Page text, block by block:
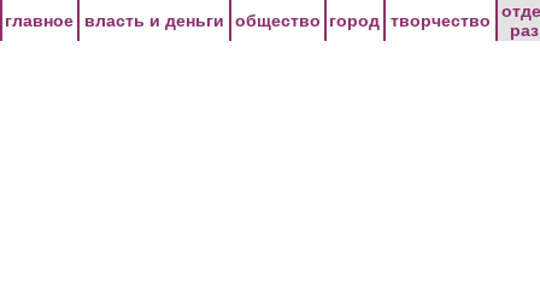
главное власть и деньги общество город творчество